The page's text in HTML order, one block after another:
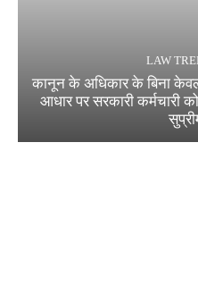
LAW
कानून के अधिकार के बिना
आधार पर सरकारी कर्मचारी